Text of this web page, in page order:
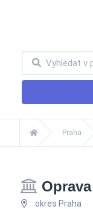
Praha
okres Praha